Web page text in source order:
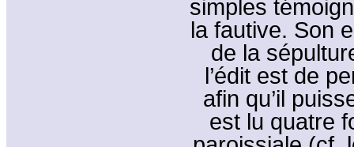
simples
la fautive. Son
de la
l’édit est de
afin qu’il
est lu quatre